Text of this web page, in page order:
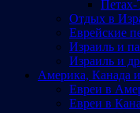
Петах-
Отдых в
Еврейские
Израиль и
Израиль и
Америка, Канада
Евреи в
Евреи в